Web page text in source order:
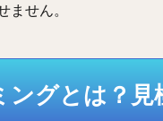
ません。
ングとは？